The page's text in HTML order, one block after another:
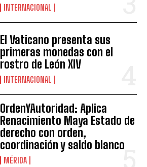
INTERNACIONAL
El Vaticano presenta sus
primeras monedas con el
rostro de León XIV
INTERNACIONAL
OrdenYAutoridad: Aplica
Renacimiento Maya Estado de
derecho con orden,
coordinación y saldo blanco
MÉRIDA